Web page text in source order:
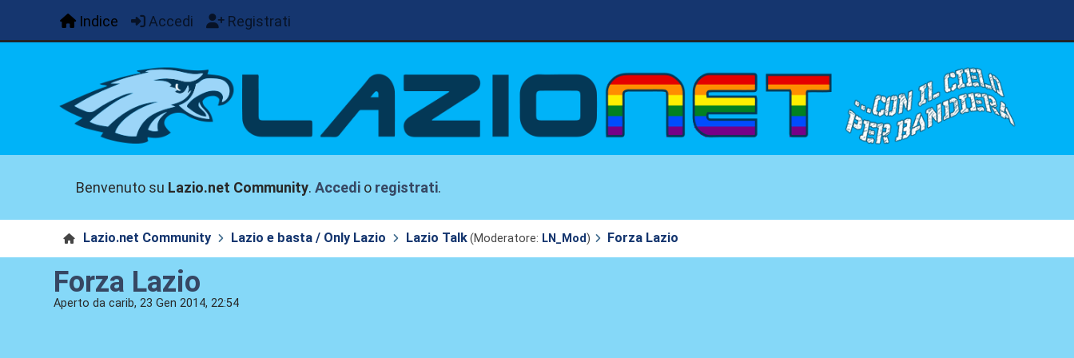
Indice Accedi Registrati
Benvenuto su Lazio.net Community.Accedi o registrati.
Lazio.net Community Lazio e basta / Only Lazio Lazio Talk(Moderatore: LN_Mod) Forza Lazio
Forza Lazio
Aperto da carib, 23 Gen 2014, 22:54